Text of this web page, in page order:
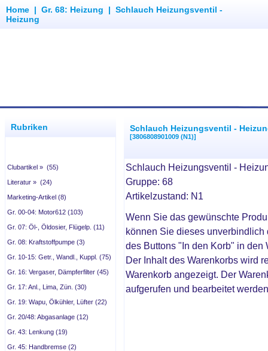
Home | Gr. 68: Heizung | Schlauch Heizungsventil -
Heizung
Rubriken
Clubartikel » (55)
Literatur » (24)
Marketing-Artikel (8)
Gr. 00-04: Motor612 (103)
Gr. 07: Öl-, Öldosier, Flügelp. (11)
Gr. 08: Kraftstoffpumpe (3)
Gr. 10-15: Getr., Wandl., Kuppl. (75)
Gr. 16: Vergaser, Dämpferfilter (45)
Gr. 17: Anl., Lima, Zün. (30)
Gr. 19: Wapu, Ölkühler, Lüfter (22)
Gr. 20/48: Abgasanlage (12)
Gr. 43: Lenkung (19)
Gr. 45: Handbremse (2)
Schlauch Heizungsventil -
[3806808901009 (N1)]
Schlauch Heizungsventil -
Gruppe: 68
Artikelzustand: N1
Wenn Sie das gewünschte
können Sie dieses unverbindlich
des Buttons "In den Korb" in den
Der Inhalt des Warenkorbs wird
Warenkorb angezeigt. Der
aufgerufen und bearbeitet